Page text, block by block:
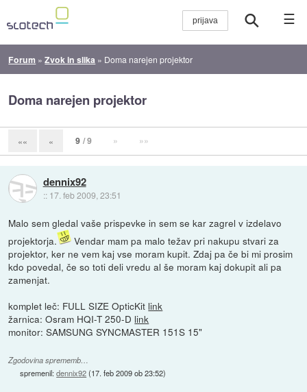
☰
Forum »Zvok in slika » Doma narejen projektor
Doma narejen projektor
«« « 9 / 9 » »»
dennix92
:: 17. feb 2009, 23:51
Malo sem gledal vaše prispevke in sem se kar zagrel v izdelavo
projektorja.
Vendar mam pa malo težav pri nakupu stvari za
projektor, ker ne vem kaj vse moram kupit. Zdaj pa če bi mi prosim
kdo povedal, če so toti deli vredu al še moram kaj dokupit ali pa
zamenjat.
komplet leč: FULL SIZE OpticKit link
žarnica: Osram HQI-T 250-D link
monitor: SAMSUNG SYNCMASTER 151S 15"
Zgodovina sprememb…
spremenil:dennix92(17. feb 2009 ob 23:52)